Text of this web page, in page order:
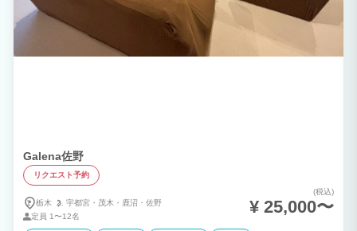
Galena佐野
リクエスト予約
栃木 宇都宮・ 茂木・ 鹿沼・ 佐野
定員 1〜12名
(税込)
¥ 25,000〜